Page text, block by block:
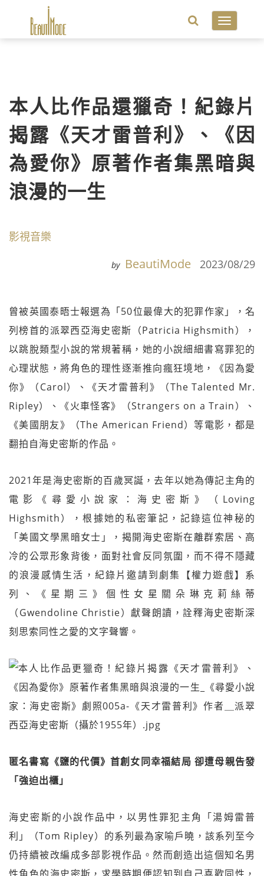
Toggle
本人比作品還獵奇！紀錄片
揭露《天才雷普利》、《因
為愛你》原著作者集黑暗與
浪漫的一生
影視音樂
by BeautiMode 2023/08/29
曾被英國泰晤士報選為「50位最偉大的犯罪作家」，名
列榜首的派翠西亞海史密斯（Patricia Highsmith），
以跳脫類型小說的常規著稱，她的小說細細書寫罪犯的
心理狀態，將角色的理性逐漸推向瘋狂境地，《因為愛
你》（Carol）、《天才雷普利》（The Talented Mr.
Ripley）、《火車怪客》（Strangers on a Train）、
《美國朋友》（The American Friend）等電影，都是
翻拍自海史密斯的作品。
2021年是海史密斯的百歲冥誕，去年以她為傳記主角的
電影《尋愛小說家：海史密斯》（Loving
Highsmith），根據她的私密筆記，記錄這位神秘的
「美國文學黑暗女士」，揭開海史密斯在離群索居、高
冷的公眾形象背後，面對社會反同氛圍，而不得不隱藏
的浪漫感情生活，紀錄片邀請到劇集【權力遊戲】系
列、《星期三》個性女星關朵琳克莉絲蒂
（Gwendoline Christie）獻聲朗讀，詮釋海史密斯深
刻思索同性之愛的文字聲響。
匿名書寫《鹽的代價》首創女同幸福結局 卻遭母親告發
「強迫出櫃」
海史密斯的小說作品中，以男性罪犯主角「湯姆雷普
利」（Tom Ripley）的系列最為家喻戶曉，該系列至今
仍持續被改編成多部影視作品。然而創造出這個知名男